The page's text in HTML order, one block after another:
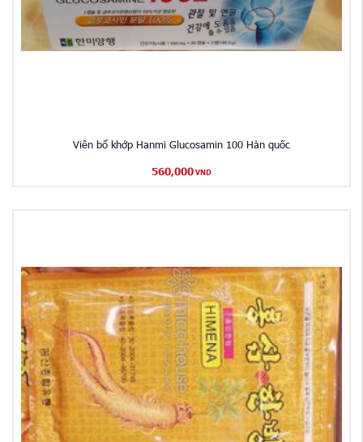
Viên bổ khớp Hanmi Glucosamin 100 Hàn quốc
560,000 VND